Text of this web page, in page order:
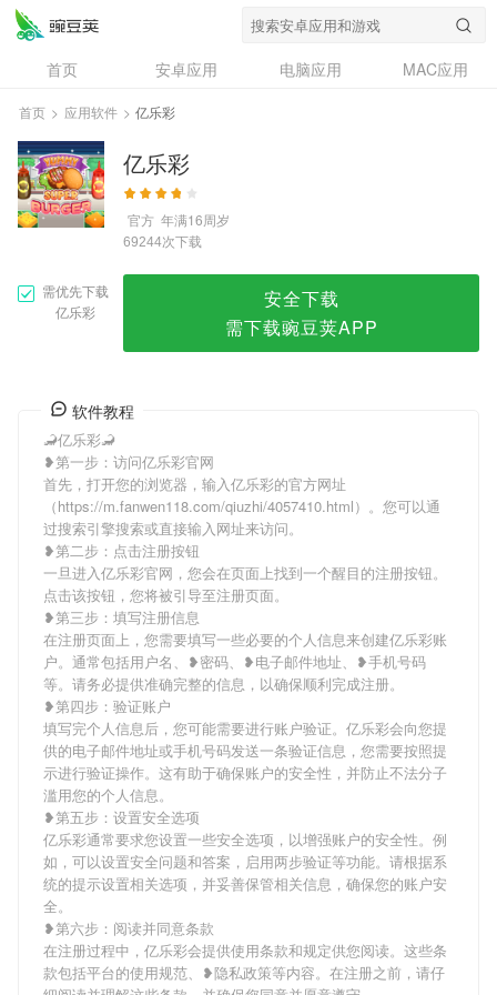
首页 安卓应用 电脑应用
MAC应用
资讯
专题
问答
首页 > 应用软件 > 亿乐彩
亿乐彩
官方 年满16周岁
69244次下载
需优先下载
亿乐彩
安全下载
需下载豌豆荚APP
软件教程
🦂亿乐彩🦂
❥第一步：访问亿乐彩官网
首先，打开您的浏览器，输入亿乐彩的官方网址
（https://m.fanwen118.com/qiuzhi/4057410.html）。您可以通
过搜索引擎搜索或直接输入网址来访问。
❥第二步：点击注册按钮
一旦进入亿乐彩官网，您会在页面上找到一个醒目的注册按钮。
点击该按钮，您将被引导至注册页面。
❥第三步：填写注册信息
在注册页面上，您需要填写一些必要的个人信息来创建亿乐彩账
户。通常包括用户名、❥密码、❥电子邮件地址、❥手机号码
等。请务必提供准确完整的信息，以确保顺利完成注册。
❥第四步：验证账户
填写完个人信息后，您可能需要进行账户验证。亿乐彩会向您提
供的电子邮件地址或手机号码发送一条验证信息，您需要按照提
示进行验证操作。这有助于确保账户的安全性，并防止不法分子
滥用您的个人信息。
❥第五步：设置安全选项
亿乐彩通常要求您设置一些安全选项，以增强账户的安全性。例
如，可以设置安全问题和答案，启用两步验证等功能。请根据系
统的提示设置相关选项，并妥善保管相关信息，确保您的账户安
全。
❥第六步：阅读并同意条款
在注册过程中，亿乐彩会提供使用条款和规定供您阅读。这些条
款包括平台的使用规范、❥隐私政策等内容。在注册之前，请仔